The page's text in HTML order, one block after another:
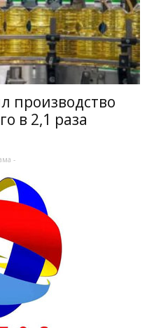
производство
в 2,1 раза
-